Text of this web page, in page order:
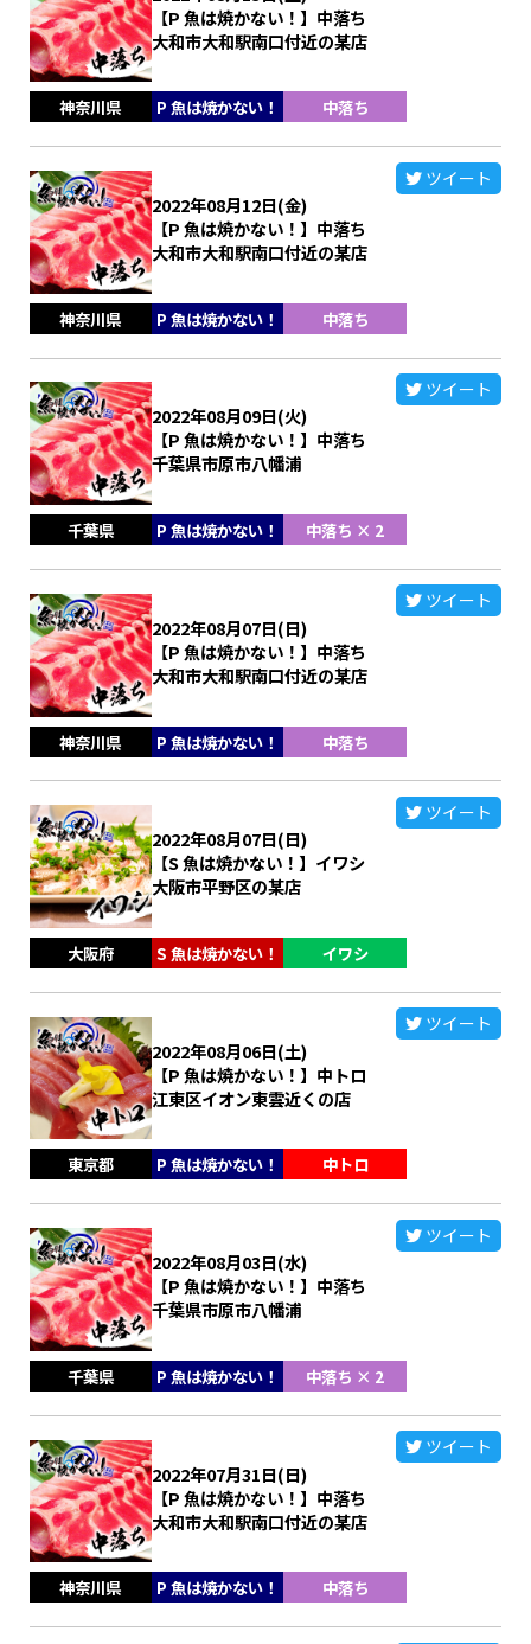
【P 魚は焼かない！】中落ち
大和市大和駅南口付近の某店
神奈川県 P 魚は焼かない！ 中落ち
2022年08月12日(金)
【P 魚は焼かない！】中落ち
大和市大和駅南口付近の某店
神奈川県 P 魚は焼かない！ 中落ち
ツイート
2022年08月09日(火)
【P 魚は焼かない！】中落ち
千葉県市原市八幡浦
千葉県 P 魚は焼かない！ 中落ち × 2
ツイート
2022年08月07日(日)
【P 魚は焼かない！】中落ち
大和市大和駅南口付近の某店
神奈川県 P 魚は焼かない！ 中落ち
ツイート
2022年08月07日(日)
【S 魚は焼かない！】イワシ
大阪市平野区の某店
大阪府 S 魚は焼かない！ イワシ
ツイート
2022年08月06日(土)
【P 魚は焼かない！】中トロ
江東区イオン東雲近くの店
東京都 P 魚は焼かない！ 中トロ
ツイート
2022年08月03日(水)
【P 魚は焼かない！】中落ち
千葉県市原市八幡浦
千葉県 P 魚は焼かない！ 中落ち × 2
ツイート
2022年07月31日(日)
【P 魚は焼かない！】中落ち
大和市大和駅南口付近の某店
神奈川県 P 魚は焼かない！ 中落ち
ツイート